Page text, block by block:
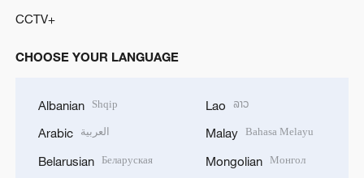
CCTV+
CHOOSE YOUR LANGUAGE
Albanian Shqip
Arabic العربية
Belarusian Беларуская
Lao ລາວ
Malay Bahasa Melayu
Mongolian Монгол